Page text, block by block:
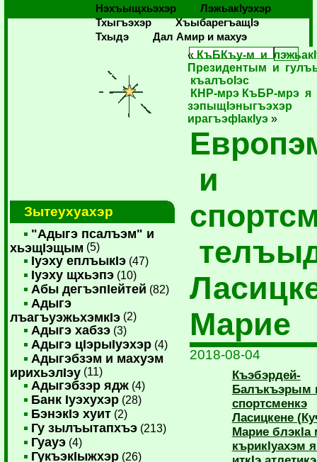
Нэхъыщхьэхэр
Лэжьакlуэхэр
Тхыгъэхэр
Хъыбарегъащlэ
Тхыдэ
Дал Амир и махуэ
Зытеухуахэр
"Адыгэ псалъэм" и
хьэщIэщым (5)
Iуэху еплъыкIэ (47)
Iуэху щхьэпэ (10)
Абы дегъэпIейтей (82)
Адыгэ
лъагъуэжьхэмкIэ (2)
Адыгэ хабзэ (3)
Адыгэ цIэрыIуэхэр (4)
Адыгэбзэм и махуэм
ирихьэлIэу (11)
Адыгэбзэр ядж (4)
Банк Iуэхухэр (28)
БэнэкIэ хуит (2)
Гу зылъытапхъэ (213)
Гуауэ (4)
ГукъэкIыжхэр (26)
« КъБКъу-м и
Президентым и
къалъоIэс
КНР-мрэ КъБР-мрэ я
зэпыщIэныгъэхэр
ирагъэфIакIуэ »
и
Марие
2018-08-04
Къэбэрдей-
спортсменкэ
Ласицкене
Марие блэкIа
кърикIуахэм